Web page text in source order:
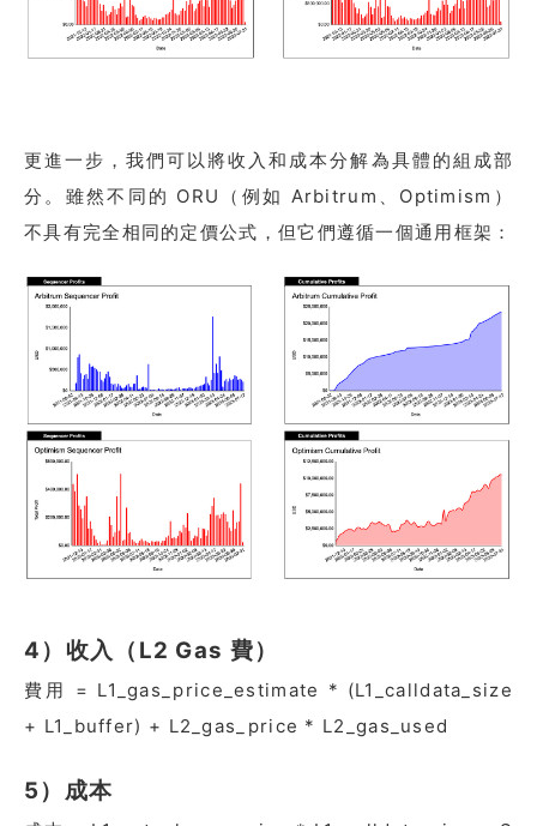
更進一步，我們可以將收入和成本分解為具體的組成部
分。雖然不同的 ORU（例如 Arbitrum、Optimism）
不具有完全相同的定價公式，但它們遵循一個通用框架：
4）收入（L2 Gas 費）
費用 = L1_gas_price_estimate * (L1_calldata_size
+ L1_buffer) + L2_gas_price * L2_gas_used
5）成本